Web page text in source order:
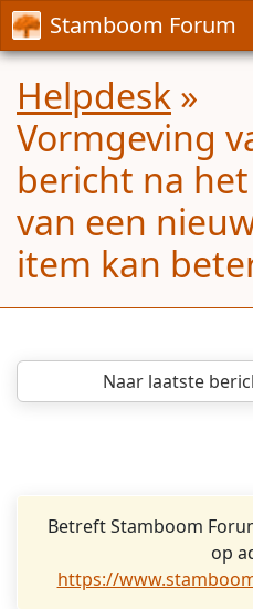
Stamboom Forum
Helpdesk »
Vormgeving
bericht na
van een
item kan
Naar laatste
Betreft Stamboom
op
https://